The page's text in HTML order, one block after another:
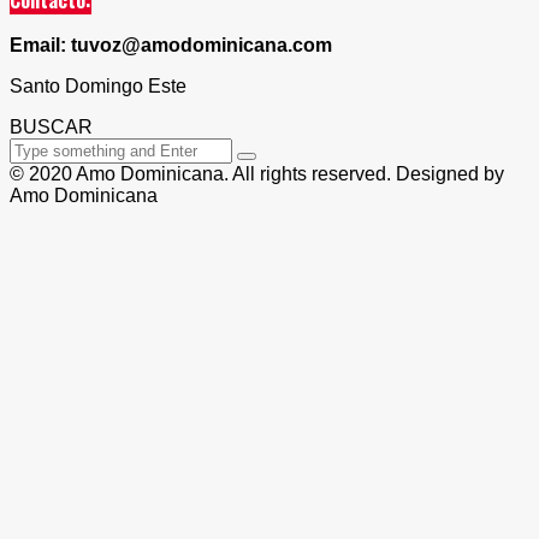
Email: tuvoz@amodominicana.com
Santo Domingo Este
BUSCAR
© 2020 Amo Dominicana. All rights reserved. Designed by
Amo Dominicana